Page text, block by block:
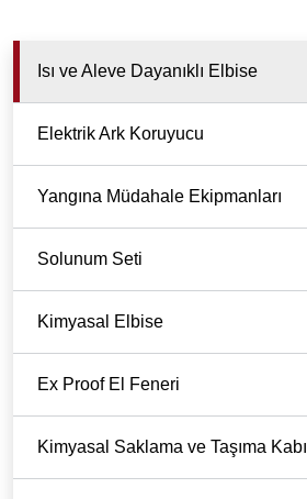
Isı ve Aleve Dayanıklı Elbise
Elektrik Ark Koruyucu
Yangına Müdahale Ekipmanları
Solunum Seti
Kimyasal Elbise
Ex Proof El Feneri
Kimyasal Saklama ve Taşıma Kabı